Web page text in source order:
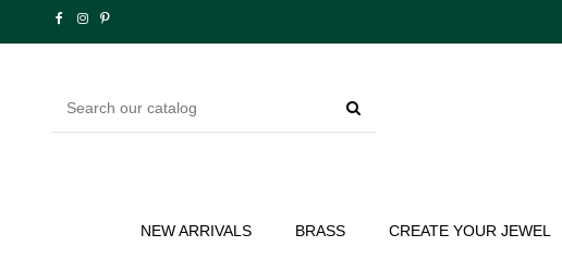
NEW ARRIVALS BRASS CREATE YOUR JEWEL